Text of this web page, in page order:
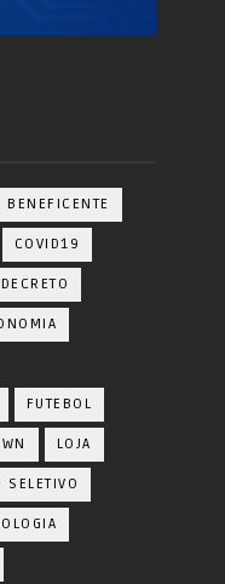
BENEFICENTE
COVID19
DECRETO
FUTEBOL
LOJA
SELETIVO